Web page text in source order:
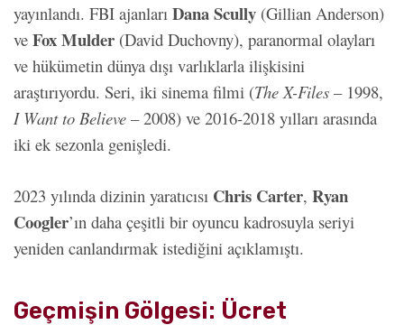
yayınlandı. FBI ajanları Dana Scully (Gillian Anderson)
ve Fox Mulder (David Duchovny), paranormal olayları
ve hükümetin dünya dışı varlıklarla ilişkisini
araştırıyordu. Seri, iki sinema filmi (The X-Files – 1998,
I Want to Believe – 2008) ve 2016-2018 yılları arasında
iki ek sezonla genişledi.
2023 yılında dizinin yaratıcısı Chris Carter, Ryan
Coogler’ın daha çeşitli bir oyuncu kadrosuyla seriyi
yeniden canlandırmak istediğini açıklamıştı.
Geçmişin Gölgesi: Ücret